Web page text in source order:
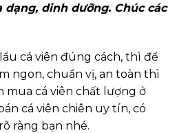
dinh dưỡng. Chúc các
cá viên đúng cách, thì để
ngon, chuẩn vị, an toàn thì
mua cá viên chất lượng ở
cá viên chiên uy tín, có
ràng bạn nhé.